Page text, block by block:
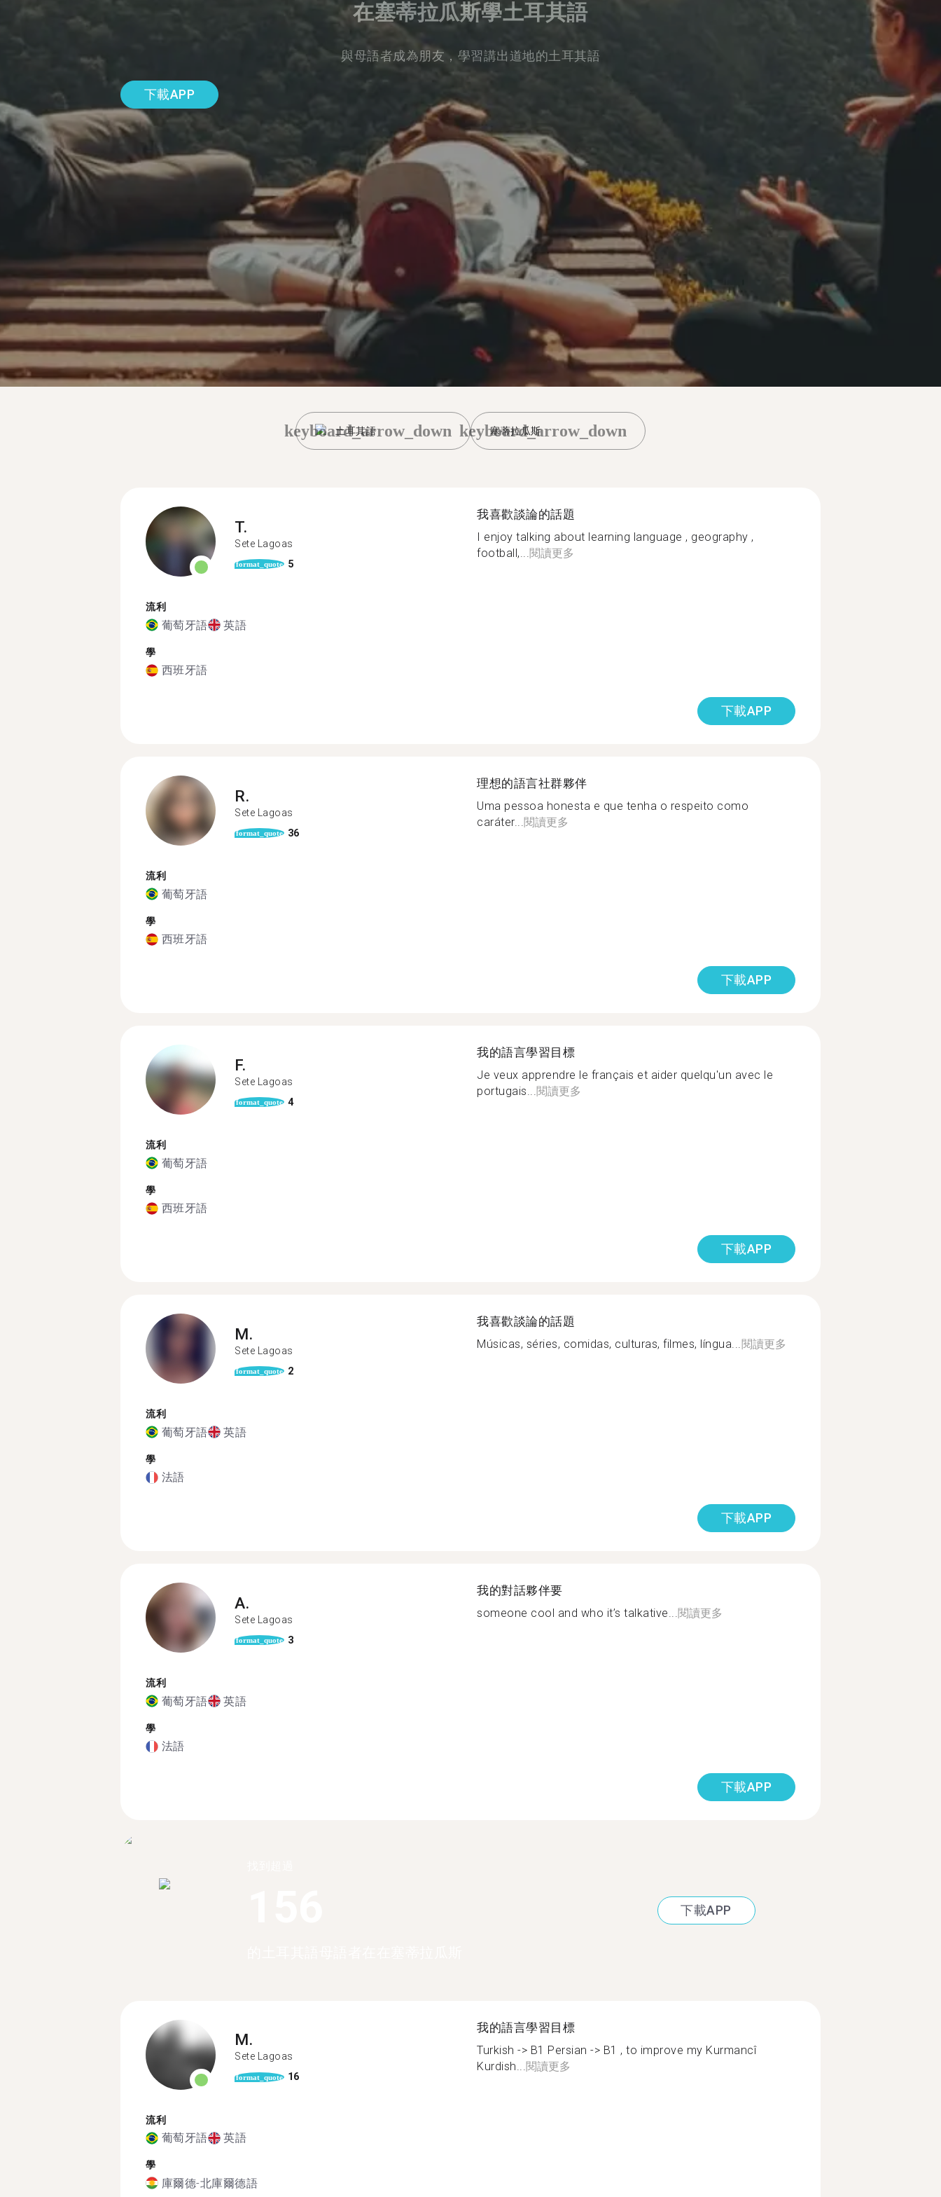
在塞蒂拉瓜斯學土耳其語
與母語者成為朋友，學習講出道地的土耳其語
下載APP
土耳其語
keyboard_arrow_down 塞蒂拉瓜斯
keyboard_arrow_down
T.
Sete Lagoas
format_quote 5
流利
葡萄牙語 英語
學
西班牙語
我喜歡談論的話題
I enjoy talking about learning language , geography ,
football,...閱讀更多
下載APP
R.
Sete Lagoas
format_quote 36
流利
葡萄牙語
學
西班牙語
理想的語言社群夥伴
Uma pessoa honesta e que tenha o respeito como
caráter...閱讀更多
下載APP
F.
Sete Lagoas
format_quote 4
流利
葡萄牙語
學
西班牙語
我的語言學習目標
Je veux apprendre le français et aider quelqu'un avec le
portugais...閱讀更多
下載APP
M.
Sete Lagoas
format_quote 2
流利
葡萄牙語 英語
學
法語
我喜歡談論的話題
Músicas, séries, comidas, culturas, filmes, língua...閱讀更多
下載APP
A.
Sete Lagoas
format_quote 3
流利
葡萄牙語 英語
學
法語
我的對話夥伴要
someone cool and who it’s talkative...閱讀更多
下載APP
下載APP
M.
Sete Lagoas
format_quote 16
流利
葡萄牙語 英語
學
庫爾德-北庫爾德語
我的語言學習目標
Turkish -> B1 Persian -> B1 , to improve my Kurmancî
Kurdish... 閱讀更多